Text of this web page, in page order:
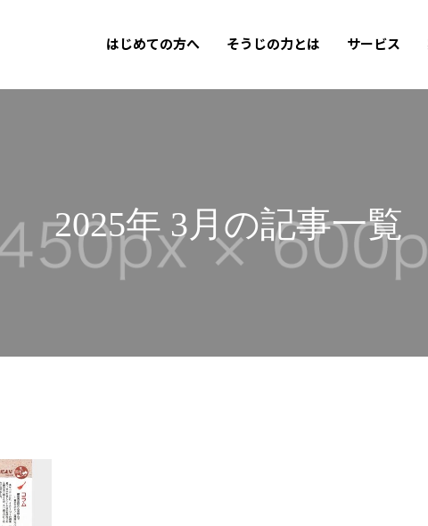
はじめての方へ そうじの力とは サービス
2025年 3月の記事一覧